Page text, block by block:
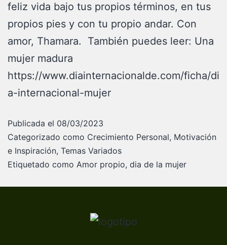
feliz vida bajo tus propios términos, en tus
propios pies y con tu propio andar. Con
amor, Thamara. También puedes leer: Una
mujer madura
https://www.diainternacionalde.com/ficha/di
a-internacional-mujer
Publicada el 08/03/2023
Categorizado como Crecimiento Personal, Motivación
e Inspiración, Temas Variados
Etiquetado como Amor propio, dia de la mujer